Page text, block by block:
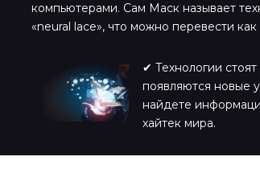
компьютерами. Сам Маск называет
«neural lace», что можно перевести
✔ Технологии
появляются новые
найдете
хайтек мира.